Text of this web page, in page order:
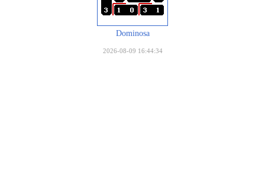
Dominosa
2026-08-09 16:44:34